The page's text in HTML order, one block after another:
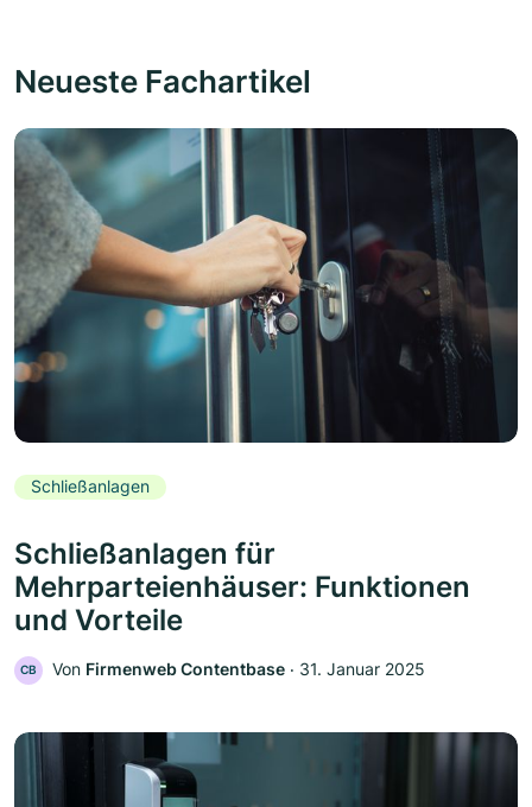
Neueste Fachartikel
Schließanlagen
Schließanlagen für
Mehrparteienhäuser: Funktionen
und Vorteile
CB Von Firmenweb Contentbase ‧ 31. Januar 2025